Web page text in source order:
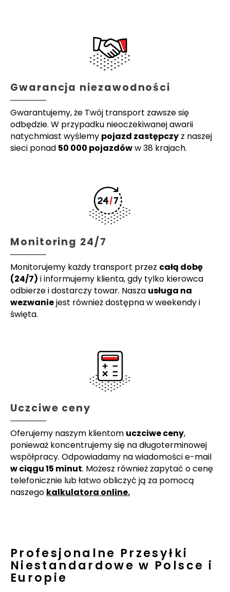
Gwarancja niezawodności
Gwarantujemy, że Twój transport zawsze się
odbędzie. W przypadku nieoczekiwanej awarii
natychmiast wyślemy pojazd zastępczy z naszej
sieci ponad 50 000 pojazdóww 38 krajach.
Monitoring 24/7
Monitorujemy każdy transport przez całą dobę
(24/7) i informujemy klienta, gdy tylko kierowca
odbierze i dostarczy towar. Nasza usługa na
wezwaniejest również dostępna w weekendy i
święta.
Uczciwe ceny
Oferujemy naszym klientom uczciwe ceny,
ponieważ koncentrujemy się na długoterminowej
współpracy. Odpowiadamy na wiadomości e-mail
w ciągu 15 minut. Możesz również zapytać o cenę
telefonicznie lub łatwo obliczyć ją za pomocą
naszego kalkulatora online.
Profesjonalne Przesyłki
Niestandardowe w Polsce i
Europie